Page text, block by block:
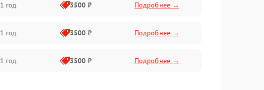
1 год 3500 ₽ Подробнее →
1 год 3500 ₽ Подробнее →
1 год 3500 ₽ Подробнее →